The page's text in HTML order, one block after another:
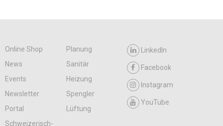
Online Shop
Planung
News
Sanitär
Events
Heizung
Newsletter
Spengler
Portal
Lüftung
LinkedIn
Facebook
Instagram
YouTube
Schweizerisch-